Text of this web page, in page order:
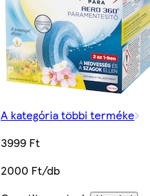
A kategória többi terméke
3999 Ft
2000 Ft/db